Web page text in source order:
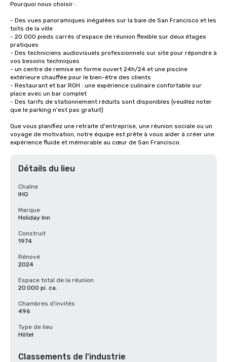
Pourquoi nous choisir :
- Des vues panoramiques inégalées sur la baie de San Francisco et les
toits de la ville
- 20 000 pieds carrés d'espace de réunion flexible sur deux étages
pratiques
- Des techniciens audiovisuels professionnels sur site pour répondre à
vos besoins techniques
- un centre de remise en forme ouvert 24h/24 et une piscine
extérieure chauffée pour le bien-être des clients
- Restaurant et bar ROH : une expérience culinaire confortable sur
place avec un bar complet
- Des tarifs de stationnement réduits sont disponibles (veuillez noter
que le parking n'est pas gratuit)
Que vous planifiez une retraite d'entreprise, une réunion sociale ou un
voyage de motivation, notre équipe est prête à vous aider à créer une
expérience fluide et mémorable au cœur de San Francisco.
Détails du lieu
Chaîne
IHG
Marque
Holiday Inn
Construit
1974
Rénové
2024
Espace total de la réunion
20 000 pi. ca.
Chambres d'invités
496
Type de lieu
Hôtel
Classements de l'industrie